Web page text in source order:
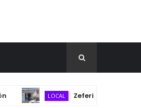
LOCAL Zeferino Pérez y